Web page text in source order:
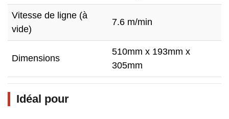
Vitesse de ligne (à
vide)
7.6 m/min
Dimensions
510mm x 193mm x
305mm
Idéal pour